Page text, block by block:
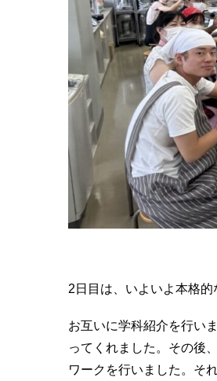
2 日目は、いよいよ本格的
お互いに学科紹介を行い
ってくれました。その後
ワークを行いました。そ